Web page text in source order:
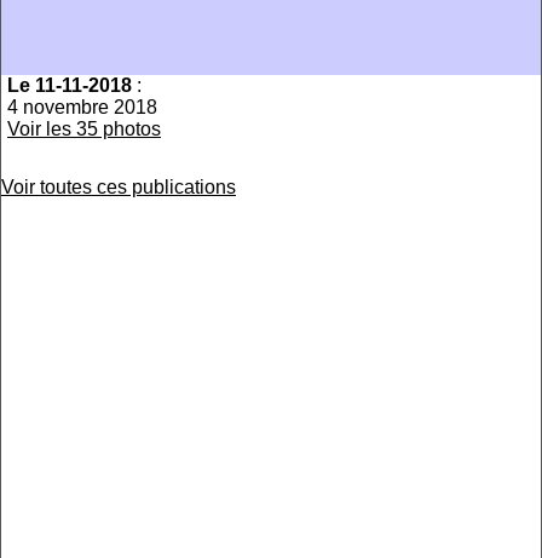
Le 11-11-2018 :
4 novembre 2018
Voir les 35 photos
Voir toutes ces publications